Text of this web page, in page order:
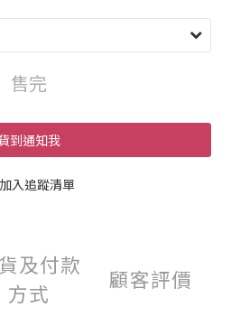
售完
到通知我
加入追蹤清單
及付款
方式
顧客評價